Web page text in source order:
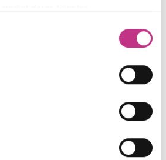
för löneökningar i